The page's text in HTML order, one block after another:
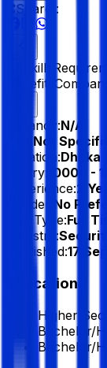
Share :
Skills
Benefits
Vacancy:N/A
Not
Location:Dhaka
Salary:
10000 -
Experience:2
Gender:
No
Job Type:Full
Industry:
Published:17
Education
Higher
Bachelor/
Bachelor/